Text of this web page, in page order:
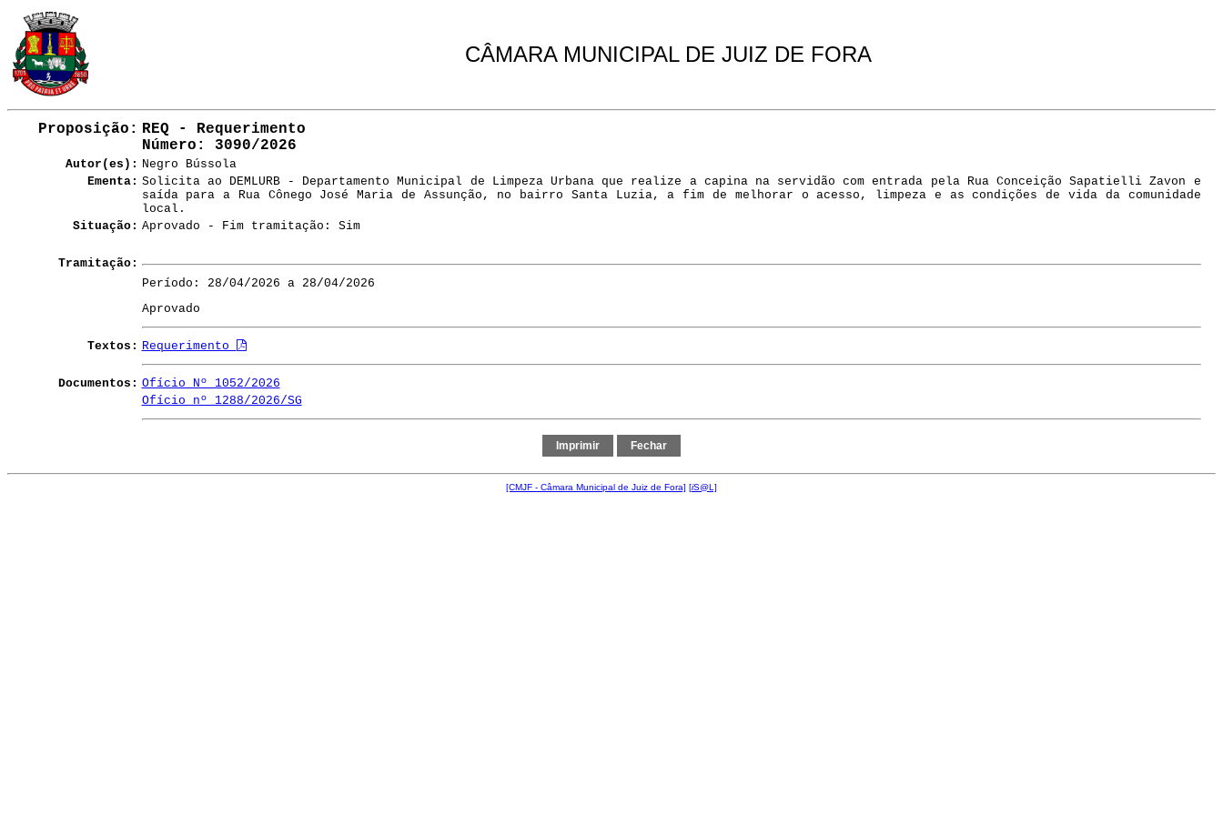
CÂMARA MUNICIPAL DE JUIZ DE FORA
Proposição: REQ - Requerimento
Número : 3090/2026
Autor(es): Negro Bússola
Ementa: Solicita ao DEMLURB - Departamento Municipal de Limpeza Urbana que realize a capina na servidão com entrada pela Rua Conceição Sapatielli Zavon e
saída para a Rua Cônego José Maria de Assunção, no bairro Santa Luzia, a fim de melhorar o acesso, limpeza e as condições de vida da comunidade
local.
Situação: Aprovado - Fim tramitação: Sim
Tramitação:
Período: 28/04/2026 a 28/04/2026
Aprovado
Textos: Requerimento
Documentos: Ofício Nº 1052/2026
Ofício nº 1288/2026/SG
[CMJF - Câmara Municipal de Juiz de Fora] [iS@L]